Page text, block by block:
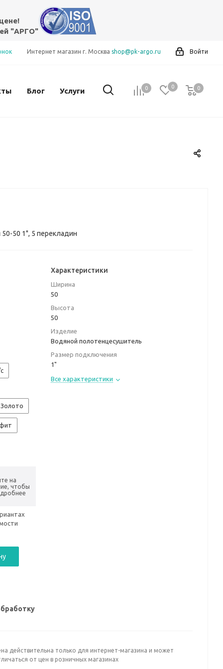
"АРГО"
Войти
Интернет магазин г. Москва shop@pk-argo.ru
0 0 0
0
Блог Услуги
50 1", 5 перекладин
Золото
на
чтобы
Характеристики
Ширина
50
Высота
50
Изделие
Водяной полотенцесушитель
Размер подключения
1"
Все характеристики
действительна только для интернет-магазина и может
от цен в розничных магазинах